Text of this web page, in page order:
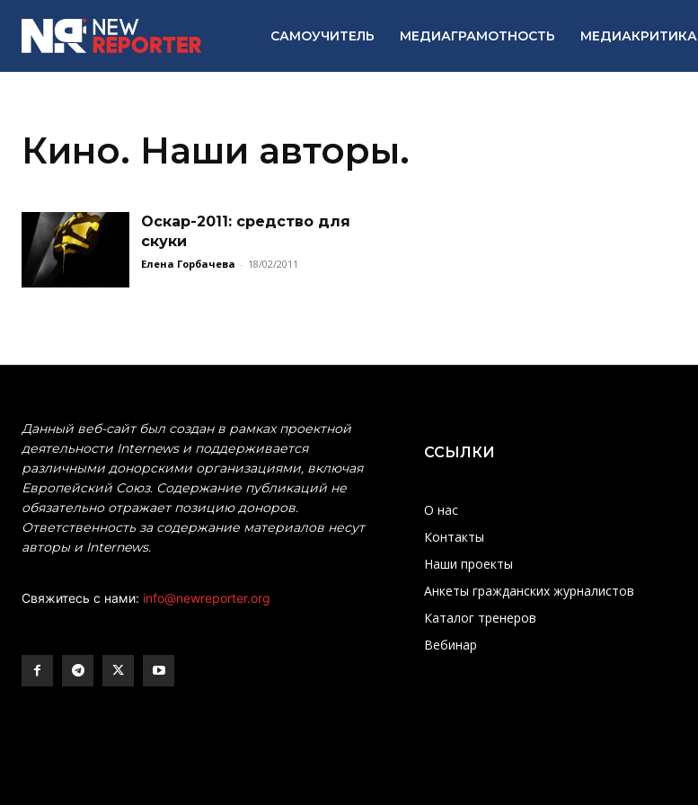
САМОУЧИТЕЛЬ МЕДИАГРАМОТНОСТЬ МЕДИАКРИТИКА
Кино. Наши авторы.
Оскар-2011: cредство для
скуки
Елена Горбачева - 18/02/2011
Данный веб-сайт был создан в рамках проектной
деятельности Internews и поддерживается
различными донорскими организациями, включая
Европейский Союз. Содержание публикаций не
обязательно отражает позицию доноров.
Ответственность за содержание материалов несут
авторы и Internews.
Свяжитесь с нами: info@newreporter.org
ССЫЛКИ
О нас
Контакты
Наши проекты
Анкеты гражданских журналистов
Каталог тренеров
Вебинар